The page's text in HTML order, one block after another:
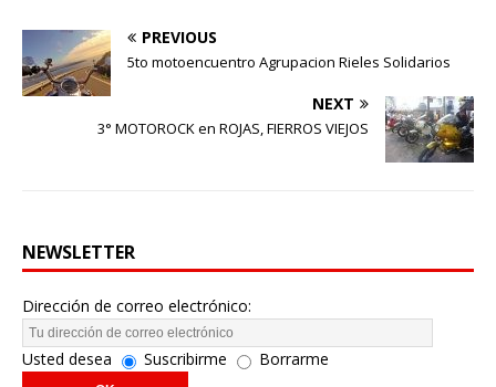
PREVIOUS
5to motoencuentro Agrupacion Rieles Solidarios
NEXT
3° MOTOROCK en ROJAS, FIERROS VIEJOS
NEWSLETTER
Dirección de correo electrónico:
Usted desea Suscribirme Borrarme